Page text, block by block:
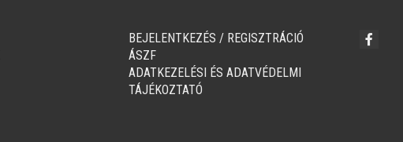
BEJELENTKEZÉS / REGISZTRÁCIÓ
ÁSZF
ADATKEZELÉSI ÉS ADATVÉDELMI
TÁJÉKOZTATÓ